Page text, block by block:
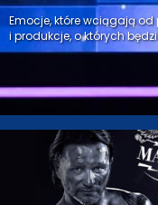
Emocje, które wciągają od
i produkcje, o których